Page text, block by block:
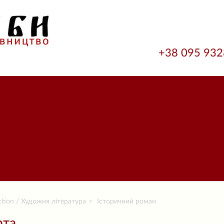
+38 095
/ Художня література Історичний роман